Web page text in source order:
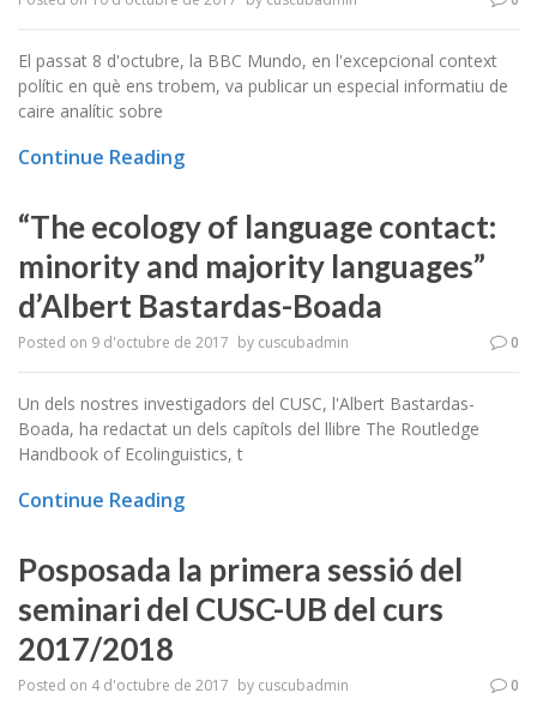
El passat 8 d'octubre, la BBC Mundo, en l'excepcional context
polític en què ens trobem, va publicar un especial informatiu de
caire analític sobre
Continue Reading
“The ecology of language contact:
minority and majority languages”
d’Albert Bastardas-Boada
Posted on 9 d'octubre de 2017 by cuscubadmin 0
Un dels nostres investigadors del CUSC, l'Albert Bastardas-
Boada, ha redactat un dels capítols del llibre The Routledge
Handbook of Ecolinguistics, t
Continue Reading
Posposada la primera sessió del
seminari del CUSC-UB del curs
2017/2018
Posted on 4 d'octubre de 2017 by cuscubadmin 0